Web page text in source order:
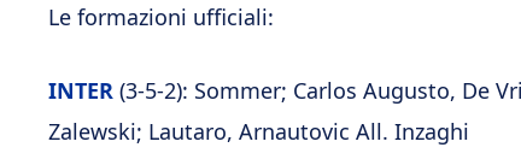
Le formazioni ufficiali:
INTER (3-5-2): Sommer; Carlos Augusto, De
Zalewski; Lautaro, Arnautovic All. Inzaghi